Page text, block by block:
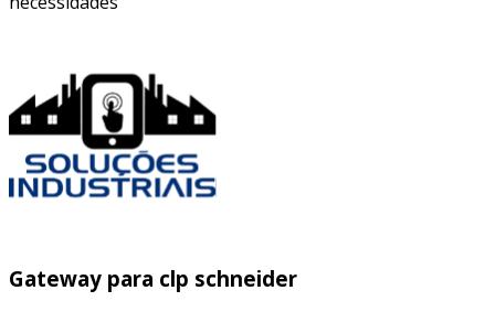
Gateway para clp schneider